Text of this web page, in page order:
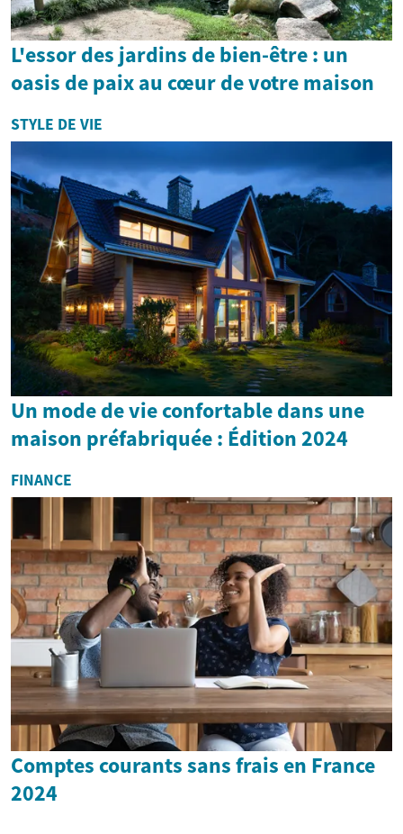
L'essor des jardins de bien-être : un
oasis de paix au cœur de votre maison
STYLE DE VIE
Un mode de vie confortable dans une
maison préfabriquée : Édition 2024
FINANCE
Comptes courants sans frais en France
2024